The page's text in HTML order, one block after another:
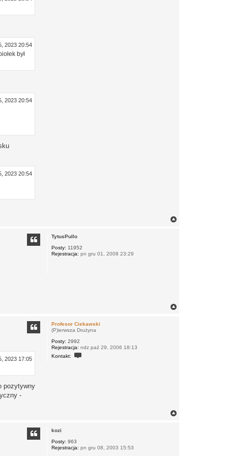
2023 20:54
był
2023 20:54
2023 20:54
TytusPullo
Posty: 11952
Rejestracja: pn gru 01, 2008 23:29
Profesor Ciekawski
(P)ierwsza Drużyna
Posty: 2992
Rejestracja: ndz paź 29, 2006 18:13
Kontakt:
o
2023 17:05
pozytywny
-
kozi
Posty: 963
Rejestracja: pn gru 08, 2003 15:53